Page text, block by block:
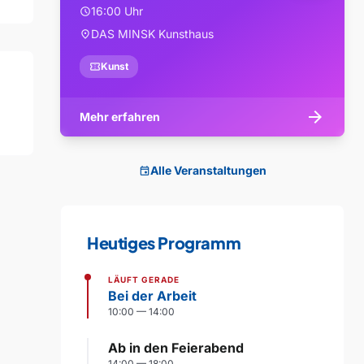
schedule16:00 Uhr
location_onDAS MINSK Kunsthaus
confirmation_numberKunst
Mehr erfahren arrow_forward
eventAlle Veranstaltungen
Heutiges Programm
LÄUFT GERADE
Bei der Arbeit
10:00 — 14:00
Ab in den Feierabend